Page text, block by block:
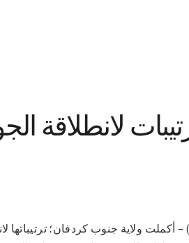
لانطلاقة
24-1-2021(سونا) – أكملت ولاية جنوب كردفان؛